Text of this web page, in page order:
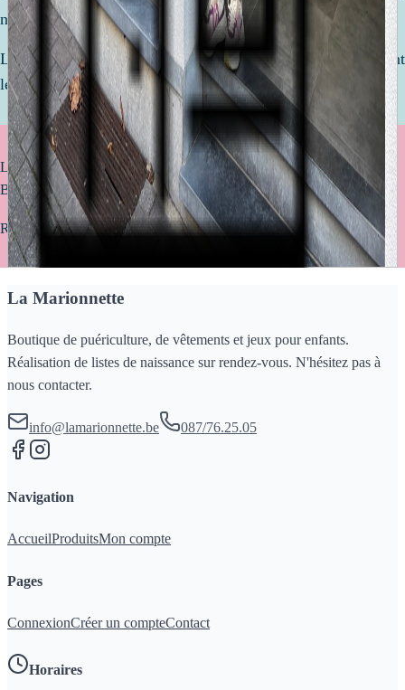
naissance qui vous ressemble !
Le but ? Être équipé de l'essentiel pour accueillir votre enfant
le plus sereinement avec des articles de qualité.
Livraison offerte à partir de 75€ d’achat (uniquement valable pour la
Belgique)
Retrait gratuit en magasin sous 2 à 4 jours
La Marionnette
Boutique de puériculture, de vêtements et jeux pour enfants.
Réalisation de listes de naissance sur rendez-vous. N'hésitez pas à
nous contacter.
info@lamarionnette.be 087/76.25.05
Navigation
AccueilProduitsMon compte
Pages
ConnexionCréer un compteContact
Horaires